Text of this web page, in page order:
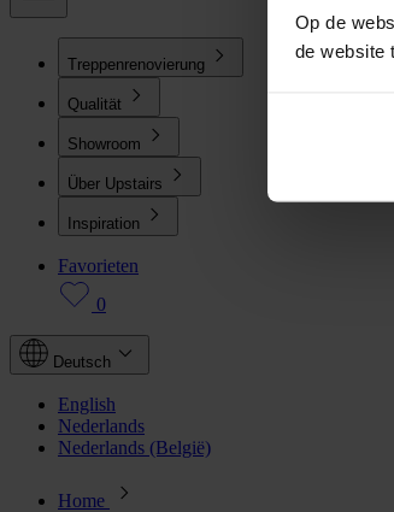
Op de
de website
Treppenrenovierung
Qualität
Showroom
Über Upstairs
Inspiration
Favorieten
0
Deutsch
English
Nederlands
Nederlands (België)
Home